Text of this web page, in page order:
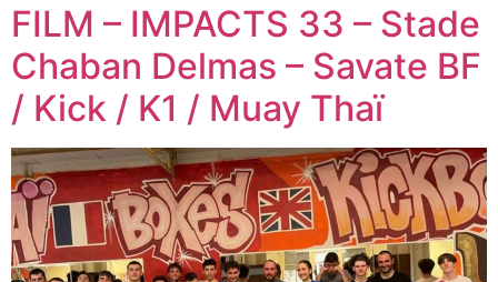
FILM – IMPACTS 33 – Stade
Chaban Delmas – Savate BF
/ Kick / K1 / Muay Thaï